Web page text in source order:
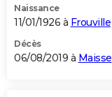
Naissance
11/01/1926 à Frouville
Décès
06/08/2019 à Maisse